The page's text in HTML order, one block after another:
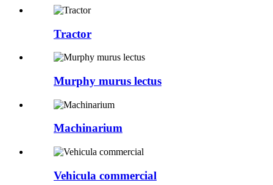
Tractor
Murphy murus lectus
Machinarium
Vehicula commercial